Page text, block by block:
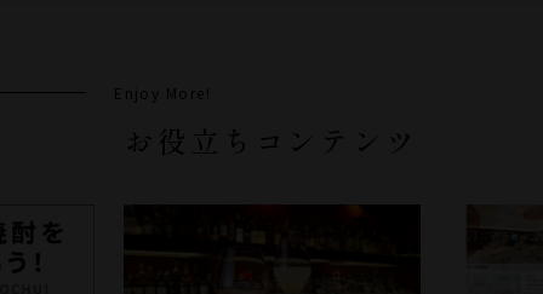
Enjoy More!
お役立ちコンテンツ